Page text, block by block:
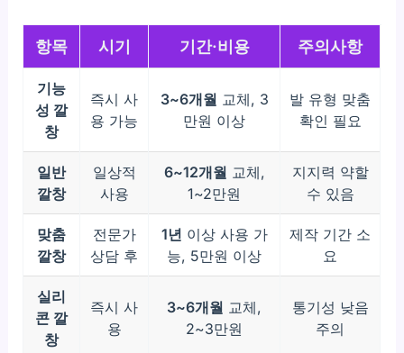
항목 시기 기간·비용 주의사항
기능
성 깔
창
즉시 사
용 가능
3~6개월 교체, 3
만원 이상
발 유형 맞춤
확인 필요
일반
깔창
일상적
사용
6~12개월 교체,
1~2만원
지지력 약할
수 있음
맞춤
깔창
전문가
상담 후
1년 이상 사용 가
능, 5만원 이상
제작 기간 소
요
실리
콘 깔
창
즉시 사
용
3~6개월 교체,
2~3만원
통기성 낮음
주의